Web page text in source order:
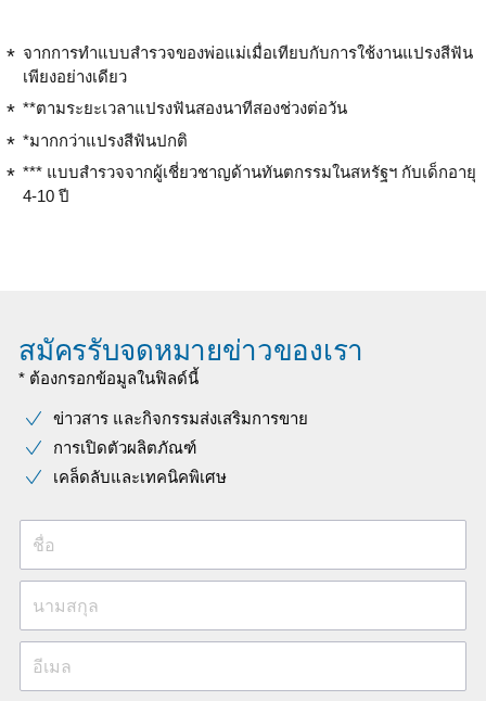
จากการทำแบบสำรวจของพ่อแม่เมื่อเทียบกับการใช้งานแปรงสีฟัน
เพียงอย่างเดียว
**ตามระยะเวลาแปรงฟันสองนาทีสองช่วงต่อวัน
*มากกว่าแปรงสีฟันปกติ
*** แบบสำรวจจากผู้เชี่ยวชาญด้านทันตกรรมในสหรัฐฯ กับเด็กอายุ
4-10 ปี
สมัครรับจดหมายข่าวของเรา
* ต้องกรอกข้อมูลในฟิลด์นี้
ข่าวสาร และกิจกรรมส่งเสริมการขาย
การเปิดตัวผลิตภัณฑ์
เคล็ดลับและเทคนิคพิเศษ
ชื่อ
นามสกุล
อีเมล